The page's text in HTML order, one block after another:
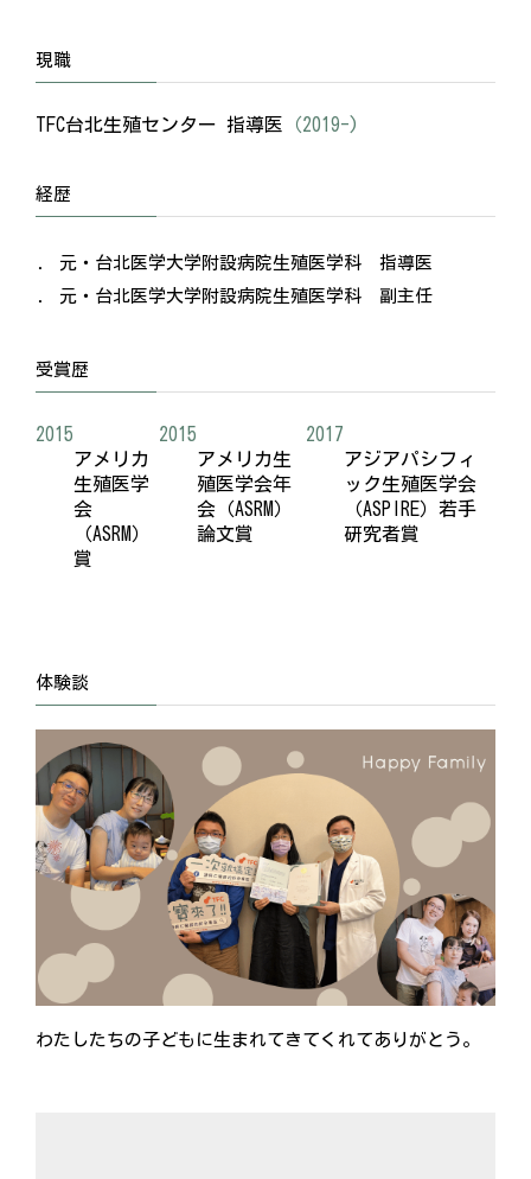
現職
TFC台北生殖センター 指導医 （2019-)
経歴
元・台北医学大学附設病院生殖医学科 指導医
元・台北医学大学附設病院生殖医学科 副主任
受賞歴
2015
アメリカ
生殖医学
会
（ASRM）
賞
2015
アメリカ生
殖医学会年
会（ASRM）
論文賞
2017
アジアパシフィ
ック生殖医学会
（ASPIRE）若手
研究者賞
体験談
わたしたちの子どもに生まれてきてくれてありがとう。